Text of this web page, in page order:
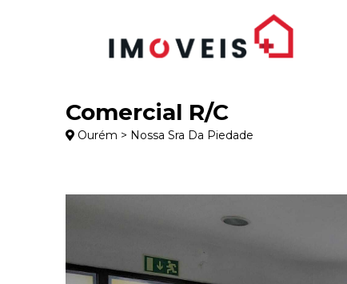
Comercial R/C
Ourém > Nossa Sra Da Piedade